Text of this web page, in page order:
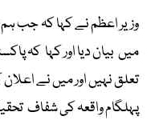
وزیر اعظم نے کہا کہ جب ہم
میں بیان دیا اور کہا کہ
تعلق نہیں اور میں نے
پہلگام واقعہ کی شفاف